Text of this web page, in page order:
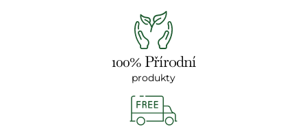
100% Přírodní
produkty